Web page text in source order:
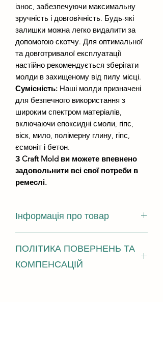
ізнос, забезпечуючи максимальну
зручність і довговічність. Будь-які
залишки можна легко видалити за
допомогою скотчу. Для оптимальної
та довготривалої експлуатації
настійно рекомендується зберігати
молди в захищеному від пилу місці.
Сумісність: Наші молди призначені
для безпечного використання з
широким спектром матеріалів,
включаючи епоксидні смоли, гіпс,
віск, мило, полімерну глину, гіпс,
єсмоніт і бетон.
З Craft Mold ви можете впевнено
задовольнити всі свої потреби в
ремеслі.
Інформація про товар
висота виливки - не менше 8 мм
ПОЛІТИКА ПОВЕРНЕНЬ ТА
КОМПЕНСАЦІЙ